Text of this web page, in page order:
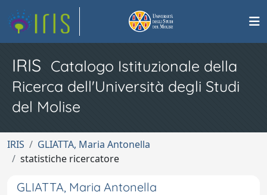
IRIS Catalogo Istituzionale della
Ricerca dell'Università degli Studi
del Molise
IRIS
GLIATTA, Maria Antonella
statistiche ricercatore
GLIATTA, Maria Antonella